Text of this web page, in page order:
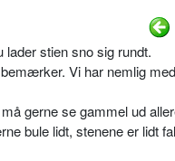
lader stien sno sig rundt.
Vi har nemlig
gerne se gammel ud
bule lidt, stenene er lidt